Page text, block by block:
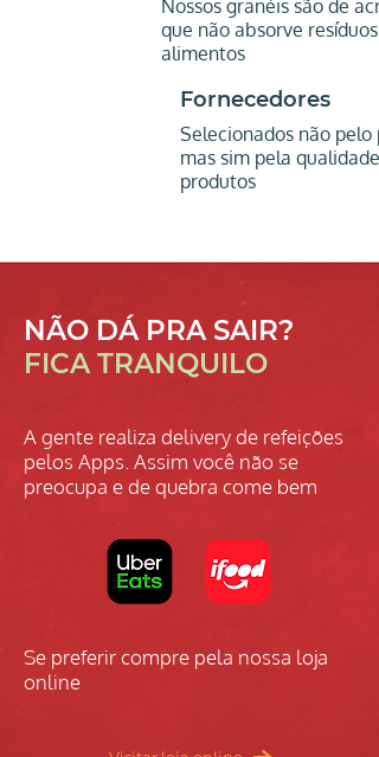
Nossos granéis são de
que não absorve resíduos
alimentos
Fornecedores
Selecionados não pelo
mas sim pela qualidade
produtos
NÃO DÁ PRA SAIR?
FICA TRANQUILO
A gente realiza delivery de refeições
pelos Apps. Assim você não se
preocupa e de quebra come bem
Se preferir compre pela nossa loja
online​​